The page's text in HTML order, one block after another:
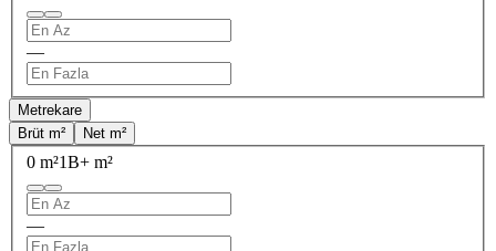
—
Metrekare
Brüt m²
Net m²
0 m²1B+ m²
—